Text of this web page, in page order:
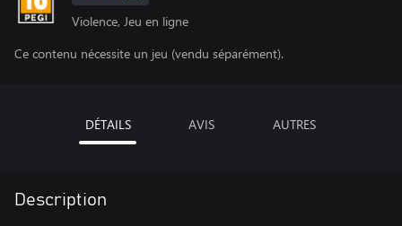
Violence, Jeu en ligne
Ce contenu nécessite un jeu (vendu séparément).
DÉTAILS AVIS AUTRES
Description